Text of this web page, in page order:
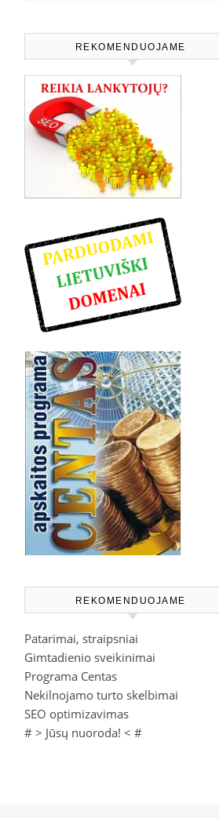
REKOMENDUOJAME
REKOMENDUOJAME
Patarimai, straipsniai
Gimtadienio sveikinimai
Programa Centas
Nekilnojamo turto skelbimai
SEO optimizavimas
# > Jūsų nuoroda! < #